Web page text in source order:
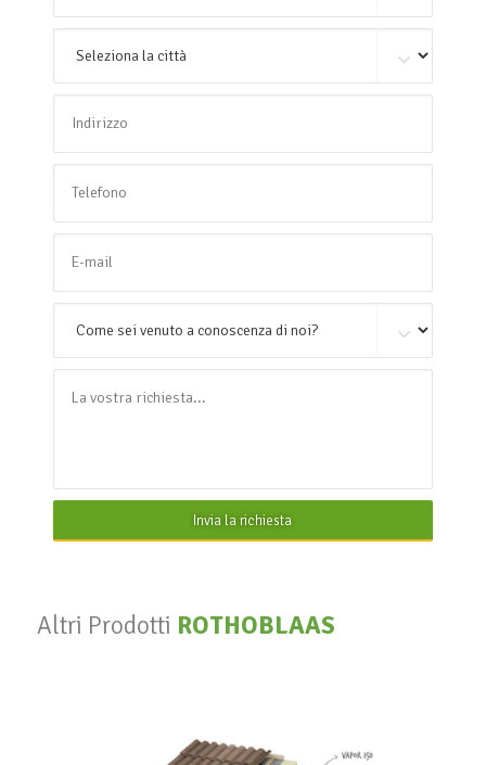
Invia la richiesta
Altri Prodotti ROTHOBLAAS